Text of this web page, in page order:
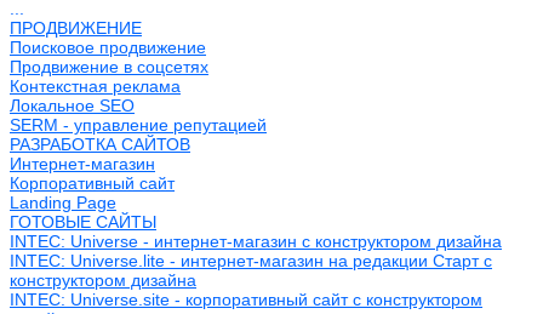
ПРОДВИЖЕНИЕ
Поисковое продвижение
Продвижение в соцсетях
Контекстная реклама
Локальное SEO
SERM - управление репутацией
РАЗРАБОТКА САЙТОВ
Интернет-магазин
Корпоративный сайт
Landing Page
ГОТОВЫЕ САЙТЫ
INTEC: Universe - интернет-магазин с конструктором дизайна
INTEC: Universe.lite - интернет-магазин на редакции Старт с
конструктором дизайна
INTEC: Universe.site - корпоративный сайт с конструктором